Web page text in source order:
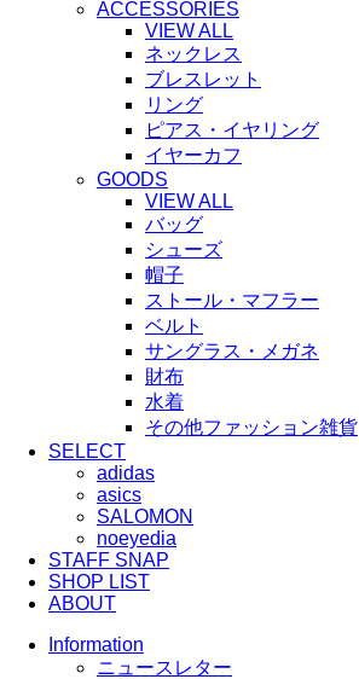
ACCESSORIES
VIEW ALL
ネックレス
ブレスレット
リング
ピアス・イヤリング
イヤーカフ
GOODS
VIEW ALL
バッグ
シューズ
帽子
ストール・マフラー
ベルト
サングラス・メガネ
財布
水着
その他ファッション雑貨
SELECT
adidas
asics
SALOMON
noeyedia
STAFF SNAP
SHOP LIST
ABOUT
Information
ニュースレター